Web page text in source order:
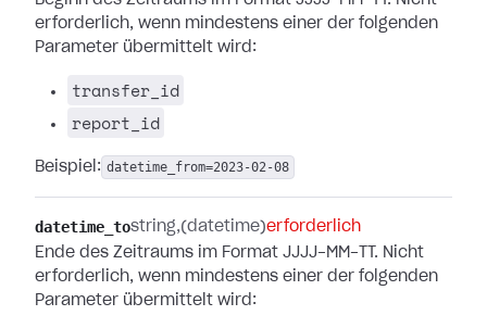
erforderlich, wenn mindestens einer der folgenden
Parameter übermittelt wird:
transfer_id
report_id
Beispiel: datetime_from=2023-02-08
datetime_tostring (datetime)erforderlich
Ende des Zeitraums im Format JJJJ-MM-TT. Nicht
erforderlich, wenn mindestens einer der folgenden
Parameter übermittelt wird: